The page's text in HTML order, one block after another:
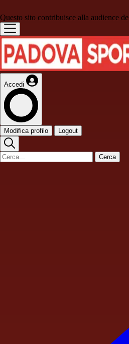
Questo sito contribuisce alla audience de
Accedi
Modifica profilo Logout
Cerca